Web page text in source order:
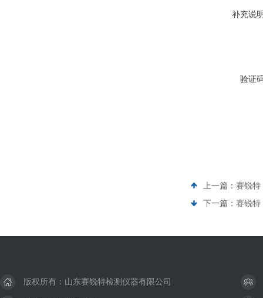
补充说
验证
上一篇： 赛锐特
下一篇： 赛锐特
版权所有：山东赛锐特检测仪器有限公司